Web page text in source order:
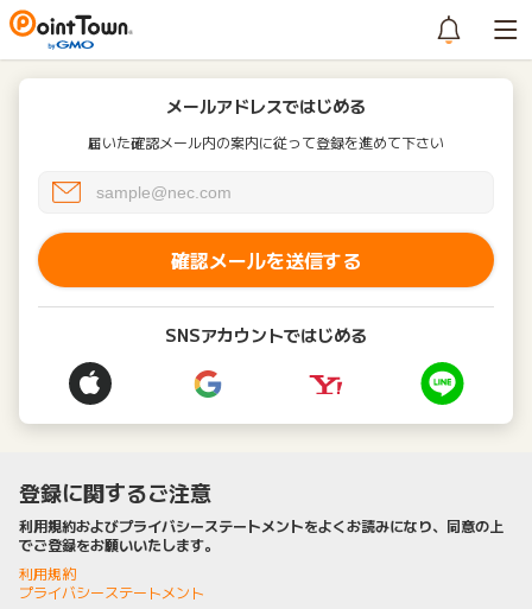
メールアドレスではじめる
届いた確認メール内の案内に従って登録を進めて下さい
確認メールを送信する
SNSアカウントではじめる
登録に関するご注意
利用規約およびプライバシーステートメントをよくお読みになり、同意の上
でご登録をお願いいたします。
利用規約
プライバシーステートメント